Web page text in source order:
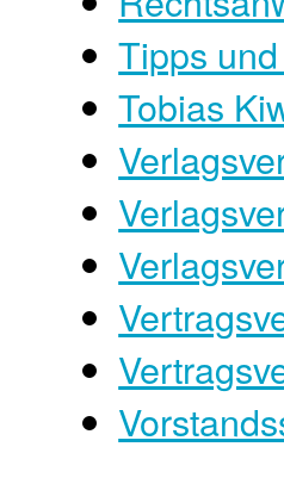
Tipps
Tobias